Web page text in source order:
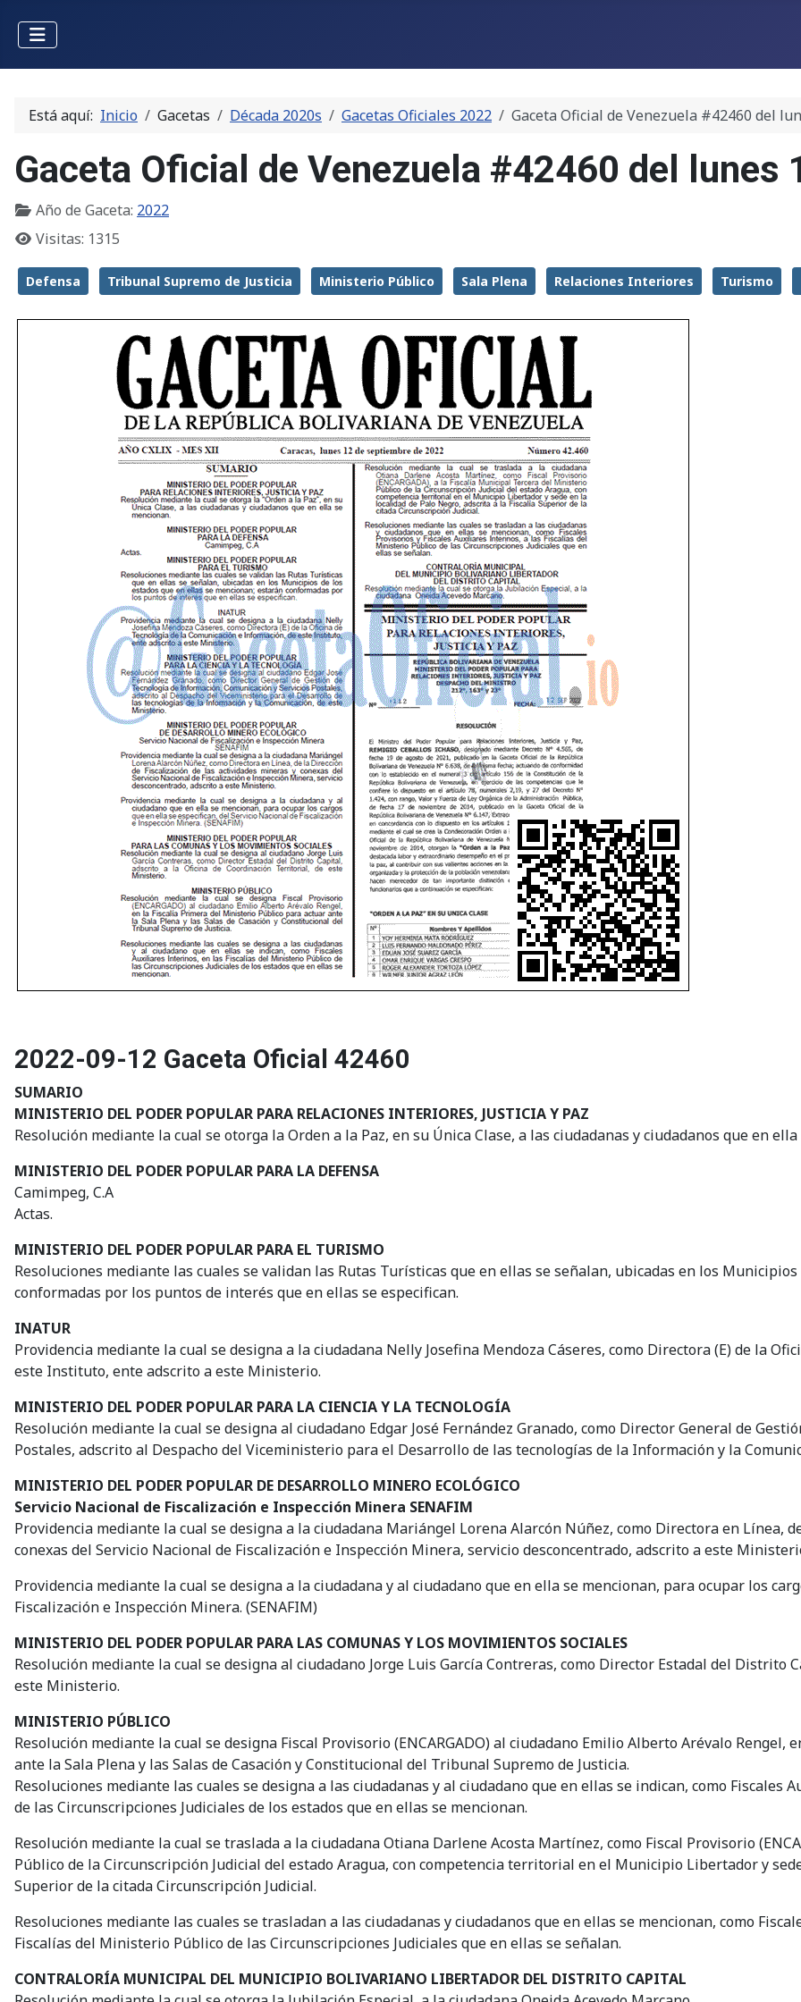
Está aquí: Inicio Gacetas Década 2020s Gacetas Oficiales 2022 Gaceta Oficial de Venezuela #42460 del
Gaceta Oficial de Venezuela #42460 del lunes
Año de Gaceta: 2022
Visitas: 1315
Defensa Tribunal Supremo de Justicia Ministerio Público Sala Plena Relaciones Interiores Turismo
2022-09-12 Gaceta Oficial 42460
SUMARIO
MINISTERIO DEL PODER POPULAR PARA RELACIONES INTERIORES, JUSTICIA Y PAZ
Resolución mediante la cual se otorga la Orden a la Paz, en su Única Clase, a las ciudadanas y ciudadanos que en
MINISTERIO DEL PODER POPULAR PARA LA DEFENSA
Camimpeg, C.A
Actas.
MINISTERIO DEL PODER POPULAR PARA EL TURISMO
Resoluciones mediante las cuales se validan las Rutas Turísticas que en ellas se señalan, ubicadas en los
conformadas por los puntos de interés que en ellas se especifican.
INATUR
Providencia mediante la cual se designa a la ciudadana Nelly Josefina Mendoza Cáseres, como Directora (E) de la
este Instituto, ente adscrito a este Ministerio.
MINISTERIO DEL PODER POPULAR PARA LA CIENCIA Y LA TECNOLOGÍA
Resolución mediante la cual se designa al ciudadano Edgar José Fernández Granado, como Director General de
Postales, adscrito al Despacho del Viceministerio para el Desarrollo de las tecnologías de la Información y la
MINISTERIO DEL PODER POPULAR DE DESARROLLO MINERO ECOLÓGICO
Servicio Nacional de Fiscalización e Inspección Minera SENAFIM
Providencia mediante la cual se designa a la ciudadana Mariángel Lorena Alarcón Núñez, como Directora en Línea,
conexas del Servicio Nacional de Fiscalización e Inspección Minera, servicio desconcentrado, adscrito a este
Providencia mediante la cual se designa a la ciudadana y al ciudadano que en ella se mencionan, para ocupar los
Fiscalización e Inspección Minera. (SENAFIM)
MINISTERIO DEL PODER POPULAR PARA LAS COMUNAS Y LOS MOVIMIENTOS SOCIALES
Resolución mediante la cual se designa al ciudadano Jorge Luis García Contreras, como Director Estadal del
este Ministerio.
MINISTERIO PÚBLICO
Resolución mediante la cual se designa Fiscal Provisorio (ENCARGADO) al ciudadano Emilio Alberto Arévalo
ante la Sala Plena y las Salas de Casación y Constitucional del Tribunal Supremo de Justicia.
Resoluciones mediante las cuales se designa a las ciudadanas y al ciudadano que en ellas se indican, como
de las Circunscripciones Judiciales de los estados que en ellas se mencionan.
Resolución mediante la cual se traslada a la ciudadana Otiana Darlene Acosta Martínez, como Fiscal Provisorio
Público de la Circunscripción Judicial del estado Aragua, con competencia territorial en el Municipio Libertador y
Superior de la citada Circunscripción Judicial.
Resoluciones mediante las cuales se trasladan a las ciudadanas y ciudadanos que en ellas se mencionan, como
Fiscalías del Ministerio Público de las Circunscripciones Judiciales que en ellas se señalan.
CONTRALORÍA MUNICIPAL DEL MUNICIPIO BOLIVARIANO LIBERTADOR DEL DISTRITO CAPITAL